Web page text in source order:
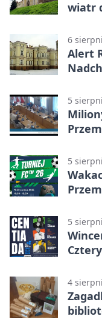
wiatr
6
Alert
5
5
5
4